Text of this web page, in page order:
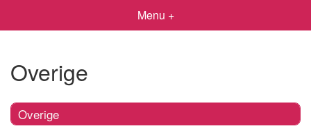
Menu +
Overige
Overige